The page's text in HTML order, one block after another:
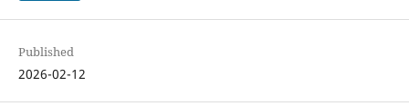
Published
2026-02-12